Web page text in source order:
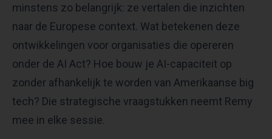
minstens zo belangrijk: ze vertalen die inzichten
naar de Europese context. Wat betekenen deze
ontwikkelingen voor organisaties die opereren
onder de AI Act? Hoe bouw je AI-capaciteit op
zonder afhankelijk te worden van Amerikaanse big
tech? Die strategische vraagstukken neemt Remy
mee in elke sessie.